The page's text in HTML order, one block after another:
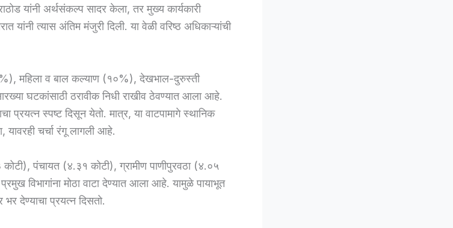
यांनी अर्थसंकल्प सादर केला, तर मुख्य कार्यकारी
यांनी त्यास अंतिम मंजुरी दिली. या वेळी वरिष्ठ अधिकाऱ्यांची
महिला व बाल कल्याण (१०%), देखभाल-दुरुस्ती
घटकांसाठी ठरावीक निधी राखीव ठेवण्यात आला आहे.
प्रयत्न स्पष्ट दिसून येतो. मात्र, या वाटपामागे स्थानिक
यावरही चर्चा रंगू लागली आहे.
कोटी), पंचायत (४.३१ कोटी), ग्रामीण पाणीपुरवठा (४.०५
विभागांना मोठा वाटा देण्यात आला आहे. यामुळे पायाभूत
देण्याचा प्रयत्न दिसतो.